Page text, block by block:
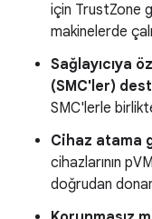
için TrustZone
makinelerde
Sağlayıcıya
(SMC'ler)
SMC'lerle
Cihaz atama
cihazlarının
doğrudan